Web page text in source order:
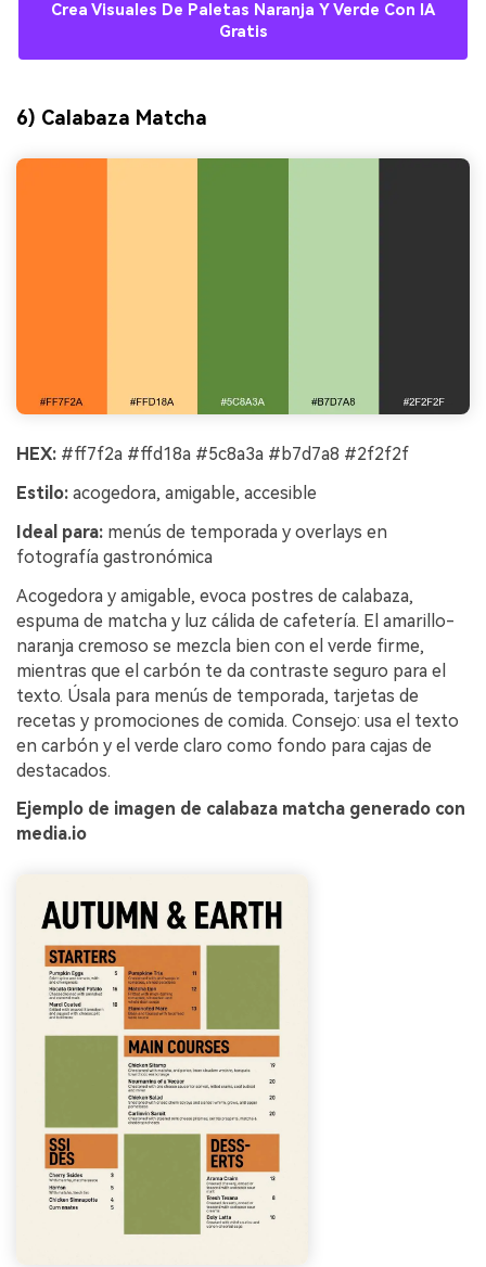
Crea Visuales De Paletas Naranja Y Verde Con IA
Gratis
6) Calabaza Matcha
HEX: #ff7f2a #ffd18a #5c8a3a #b7d7a8 #2f2f2f
Estilo: acogedora, amigable, accesible
Ideal para: menús de temporada y overlays en
fotografía gastronómica
Acogedora y amigable, evoca postres de calabaza,
espuma de matcha y luz cálida de cafetería. El amarillo-
naranja cremoso se mezcla bien con el verde firme,
mientras que el carbón te da contraste seguro para el
texto. Úsala para menús de temporada, tarjetas de
recetas y promociones de comida. Consejo: usa el texto
en carbón y el verde claro como fondo para cajas de
destacados.
Ejemplo de imagen de calabaza matcha generado con
media.io